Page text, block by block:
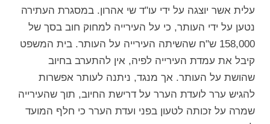
עלית אשר יוצגה על ידי עו"ד שי אהרון. במסגרת העתירה
נטען על ידי העותר, כי על העירייה למחוק חוב בסך של
158,000 ש"ח שהשיתה העירייה על העותר. בית המשפט
קיבל את עמדת העירייה לפיה, אין להתערב בחיוב
שהושת על העותר. אך מנגד, ניתנה לעותר אפשרות
להגיש ערר לועדת הערר על דרישת החיוב, תוך שהעירייה
שמרה על זכותה לטעון בפני ועדת הערר כי חלף המועד